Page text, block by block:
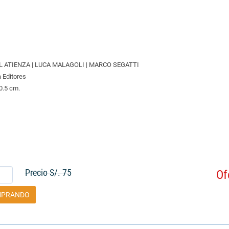
ATIENZA | LUCA MALAGOLI | MARCO SEGATTI
Editores
cm.
Precio S/. 75